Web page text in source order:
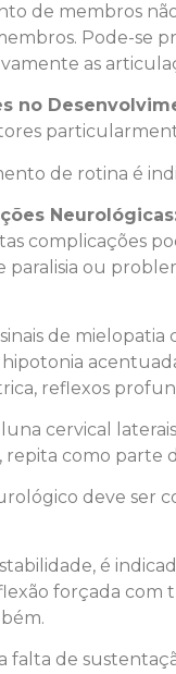
de membros
Pode-se
as
no
de rotina é
complicações
paralisia ou
de
hipotonia
reflexos
cervical
repita como parte
deve ser
é
forçada com
falta de